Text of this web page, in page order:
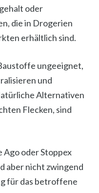
oder
die in Drogerien
erhältlich sind.
ungeeignet,
und
Alternativen
Flecken, sind
Ago oder Stoppex
aber nicht zwingend
für das betroffene